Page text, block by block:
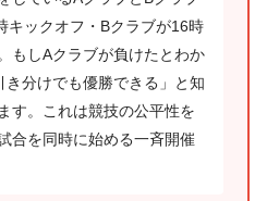
キックオフ・Bクラブが16時
もしAクラブが負けたとわか
き分けでも優勝できる」と知
す。これは競技の公平性を
合を同時に始める一斉開催